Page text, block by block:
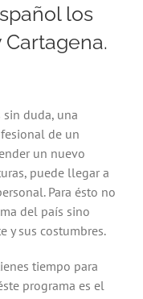
los
sin duda, una
de un
un nuevo
puede llegar a
Para ésto no
del país sino
y sus costumbres.
tiempo para
programa es el